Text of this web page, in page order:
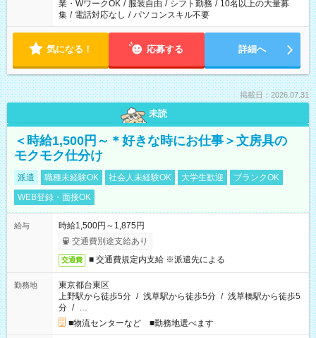
業・WワークOK / 服装自由 / シフト勤務 / 10名以上の大量募
集 / 電話対応なし / パソコンスキル不要
気になる！ 応募する 詳細へ
掲載日：2026.07.31
未読
＜時給1,500円～＊好きな時にお仕事＞文房具の
モクモク仕分け
派遣 職種未経験OK 社会人未経験OK 大学生歓迎
ブランクOK
WEB登録・面接OK
給与
時給1,500円～1,875円
交通費別途支給あり
交通費 ■ 交通費規定内支給 ※派遣先による
勤務地
東京都台東区
上野駅から徒歩5分 / 浅草駅から徒歩5分 / 浅草橋駅から徒歩5
分 / …
■物流センターなど ■勤務地選べます